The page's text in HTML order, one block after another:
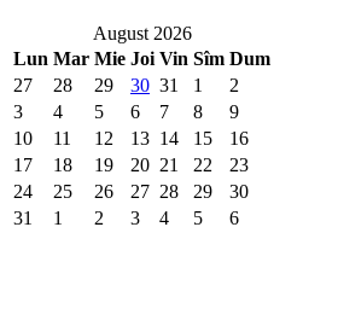
August 2026
Lun Mar Mie Joi Vin Sîm Dum
27
28 29 30 31 1
2
3
4 5 6 7 8
9
10
11 12 13 14 15
16
17
18 19 20 21 22
23
24
25 26 27 28 29
30
31
1 2 3 4 5 6